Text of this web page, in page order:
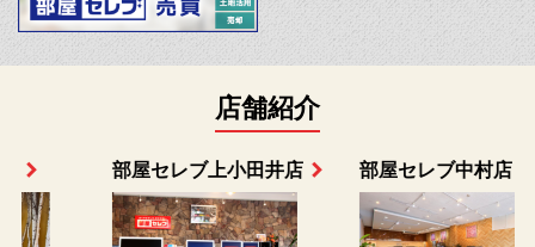
店舗紹介
部屋セレブ上小田井店 部屋セレブ中村店